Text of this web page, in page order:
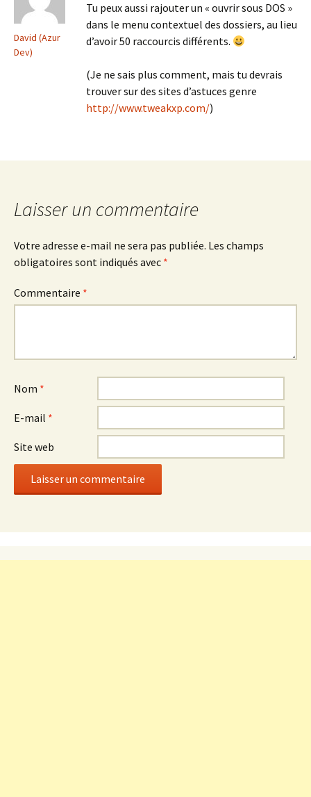
David (Azur
Dev)
Tu peux aussi rajouter un « ouvrir sous DOS »
dans le menu contextuel des dossiers, au lieu
d’avoir 50 raccourcis différents.
(Je ne sais plus comment, mais tu devrais
trouver sur des sites d’astuces genre
http://www.tweakxp.com/)
Laisser un commentaire
Votre adresse e-mail ne sera pas publiée. Les champs
obligatoires sont indiqués avec *
Commentaire *
Nom *
E-mail *
Site web